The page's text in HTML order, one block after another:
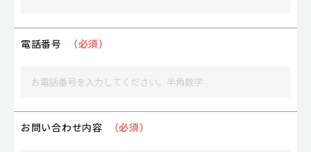
電話番号 （必須）
お問い合わせ内容 （必須）